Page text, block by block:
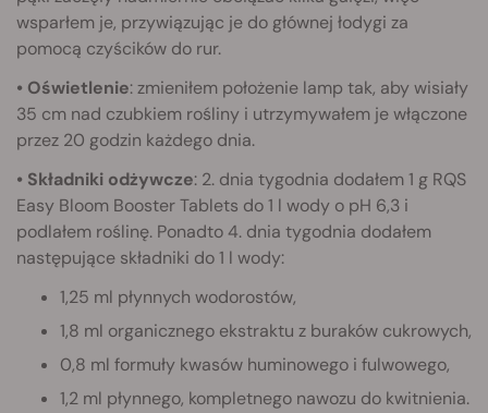
wsparłem je, przywiązując je do głównej łodygi za
pomocą czyścików do rur.
• Oświetlenie: zmieniłem położenie lamp tak, aby wisiały
35 cm nad czubkiem rośliny i utrzymywałem je włączone
przez 20 godzin każdego dnia.
• Składniki odżywcze: 2. dnia tygodnia dodałem 1 g RQS
Easy Bloom Booster Tablets do 1 l wody o pH 6,3 i
podlałem roślinę. Ponadto 4. dnia tygodnia dodałem
następujące składniki do 1 l wody:
1,25 ml płynnych wodorostów,
1,8 ml organicznego ekstraktu z buraków cukrowych,
0,8 ml formuły kwasów huminowego i fulwowego,
1,2 ml płynnego, kompletnego nawozu do kwitnienia.